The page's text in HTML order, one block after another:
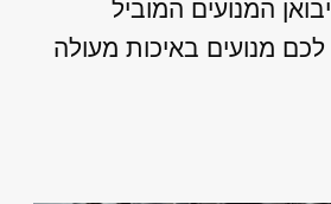
המנועים המוביל
מנועים באיכות מעולה